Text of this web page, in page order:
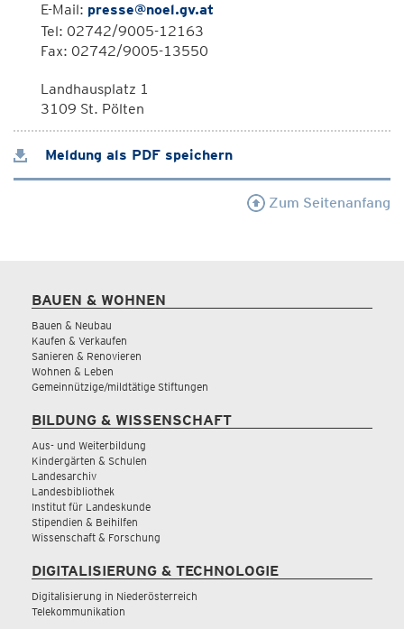
E-Mail: presse@noel.gv.at
Tel: 02742/9005-12163
Fax: 02742/9005-13550
Landhausplatz 1
3109 St. Pölten
Meldung als PDF speichern
Zum Seitenanfang
BAUEN & WOHNEN
Bauen & Neubau
Kaufen & Verkaufen
Sanieren & Renovieren
Wohnen & Leben
Gemeinnützige/mildtätige Stiftungen
BILDUNG & WISSENSCHAFT
Aus- und Weiterbildung
Kindergärten & Schulen
Landesarchiv
Landesbibliothek
Institut für Landeskunde
Stipendien & Beihilfen
Wissenschaft & Forschung
DIGITALISIERUNG & TECHNOLOGIE
Digitalisierung in Niederösterreich
Telekommunikation